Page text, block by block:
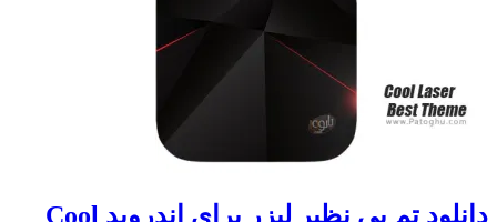
دانلود تم بی نظیر لیزر برای اندروید Cool